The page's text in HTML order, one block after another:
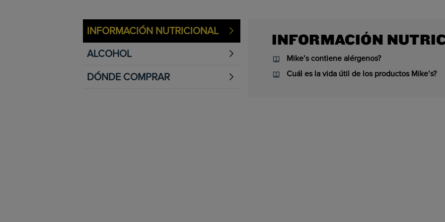
INFORMACIÓN NUTRICIONAL
ALCOHOL
DÓNDE COMPRAR
INFORMACIÓN
Mike’s contiene alérgenos?
Cuál es la vida útil de los productos Mike’s?